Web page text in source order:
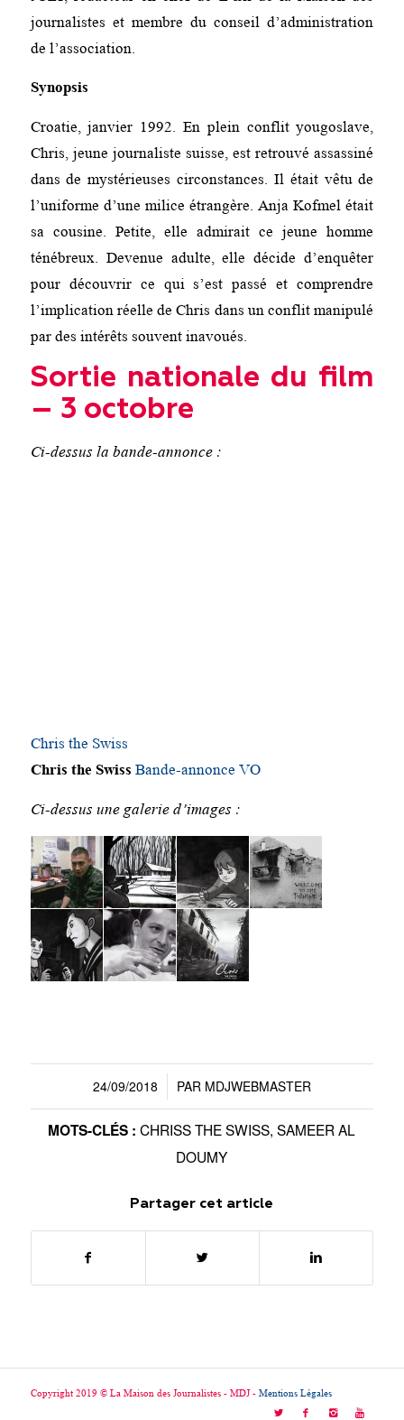
journalistes et membre du conseil d’administration
de l’association.
Synopsis
Croatie, janvier 1992. En plein conflit yougoslave,
Chris, jeune journaliste suisse, est retrouvé assassiné
dans de mystérieuses circonstances. Il était vêtu de
l’uniforme d’une milice étrangère. Anja Kofmel était
sa cousine. Petite, elle admirait ce jeune homme
ténébreux. Devenue adulte, elle décide d’enquêter
pour découvrir ce qui s’est passé et comprendre
l’implication réelle de Chris dans un conflit manipulé
par des intérêts souvent inavoués.
Sortie nationale du film
– 3 octobre
Ci-dessus la bande-annonce :
Chris the Swiss
Chris the Swiss Bande-annonce VO
Ci-dessus une galerie d’images :
24/09/2018
/ PAR MDJWEBMASTER
MOTS-CLÉS : CHRISS THE SWISS,SAMEER AL
DOUMY
Partager cet article
Copyright 2019 © La Maison des Journalistes - MDJ - Mentions Légales